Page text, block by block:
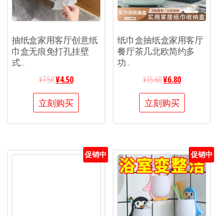
抽纸盒家用客厅创意纸
巾盒无痕免打孔挂壁
式...
¥7.50¥4.50
立刻购买
纸巾盒抽纸盒家用客厅
餐厅茶几北欧简约多
功...
¥15.60¥6.80
立刻购买
促销中 促销中